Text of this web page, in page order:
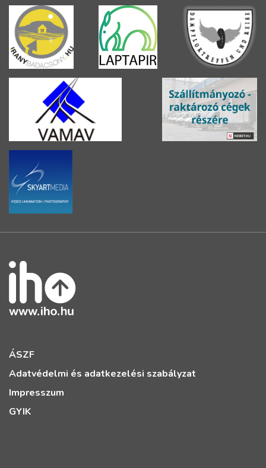
ÁSZF
Adatvédelmi és adatkezelési szabályzat
Impresszum
GYIK